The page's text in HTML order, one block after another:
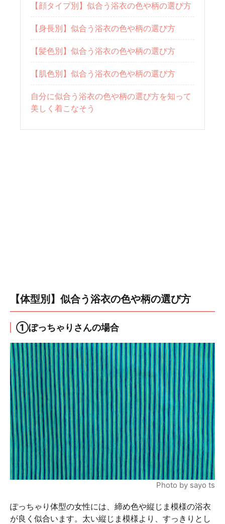
【顔タイプ別】似合う浴衣の色や柄の選び方
【身長別】似合う浴衣の色や柄の選び方
【髪色別】似合う浴衣の色や柄の選び方
【肌色別】似合う浴衣の色や柄の選び方
自分に似合う浴衣の色や柄の選び方を知って
美しく着こなそう
【体型別】似合う浴衣の色や柄の選び方
①ぽっちゃりさんの場合
Photo by sayo ts
ぽっちゃり体型の女性には、締め色や縦じま模様の浴衣
が良く似合います。太い縦じま模様より、すっきりとし